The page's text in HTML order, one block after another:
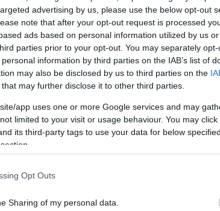
advertising by us, please use the below opt-out
note that after your opt-out request is processed
ads based on personal information utilized by us
parties prior to your opt-out. You may separately
information by third parties on the IAB’s list of
may also be disclosed by us to third parties on the
that may further disclose it to other third parties.
app uses one or more Google services and may
limited to your visit or usage behaviour. You may
its third-party tags to use your data for below
Opt Outs
Sharing of my personal data.
25 3,5%, Νέα Αριστερά 3%. Η
19,5%.
ΔΙΑΦΗΜΙΣΗ